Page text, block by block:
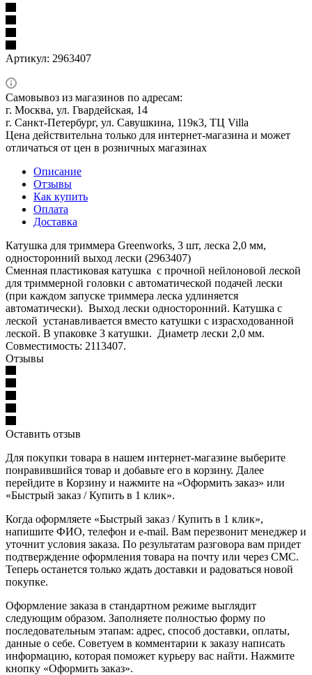
Артикул: 2963407
Самовывоз из магазинов по адресам:
г. Москва, ул. Гвардейская, 14
г. Санкт-Петербург, ул. Савушкина, 119к3, ТЦ Villa
Цена действительна только для интернет-магазина и может
отличаться от цен в розничных магазинах
Описание
Отзывы
Как купить
Оплата
Доставка
Катушка для триммера Greenworks, 3 шт, леска 2,0 мм,
односторонний выход лески (2963407)
Сменная пластиковая катушка с прочной нейлоновой леской
для триммерной головки с автоматической подачей лески
(при каждом запуске триммера леска удлиняется
автоматически). Выход лески односторонний. Катушка с
леской устанавливается вместо катушки с израсходованной
леской. В упаковке 3 катушки. Диаметр лески 2,0 мм.
Совместимость: 2113407.
Отзывы
Оставить отзыв
Для покупки товара в нашем интернет-магазине выберите
понравившийся товар и добавьте его в корзину. Далее
перейдите в Корзину и нажмите на «Оформить заказ» или
«Быстрый заказ / Купить в 1 клик».
Когда оформляете «Быстрый заказ / Купить в 1 клик»,
напишите ФИО, телефон и e-mail. Вам перезвонит менеджер и
уточнит условия заказа. По результатам разговора вам придет
подтверждение оформления товара на почту или через СМС.
Теперь останется только ждать доставки и радоваться новой
покупке.
Оформление заказа в стандартном режиме выглядит
следующим образом. Заполняете полностью форму по
последовательным этапам: адрес, способ доставки, оплаты,
данные о себе. Советуем в комментарии к заказу написать
информацию, которая поможет курьеру вас найти. Нажмите
кнопку «Оформить заказ».